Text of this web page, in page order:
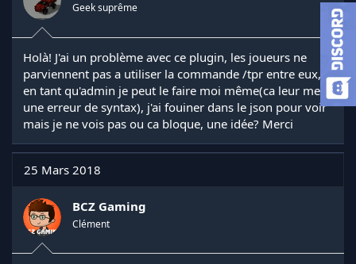
e
u
d
e
l
d
i
s
u
s
i
o
é
t
Geek suprême
Holà! J'ai un problème avec ce plugin, les joueurs ne
parviennent pas a utiliser la commande /tpr entre eux,
en tant qu'admin je peut le faire moi même(ca leur met
une erreur de syntax), j'ai fouiner dans le json pour voir
mais je ne vois pas ou ca bloque, une idée? Merci
25 Mars 2018
BCZ Gaming
Clément